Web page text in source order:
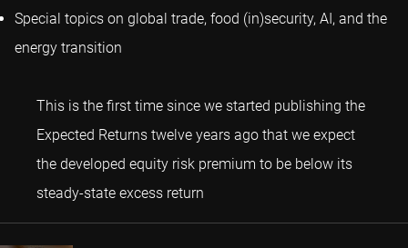
Special topics on global trade, food (in)security, AI, and the
energy transition
This is the first time since we started publishing the
Expected Returns twelve years ago that we expect
the developed equity risk premium to be below its
steady-state excess return